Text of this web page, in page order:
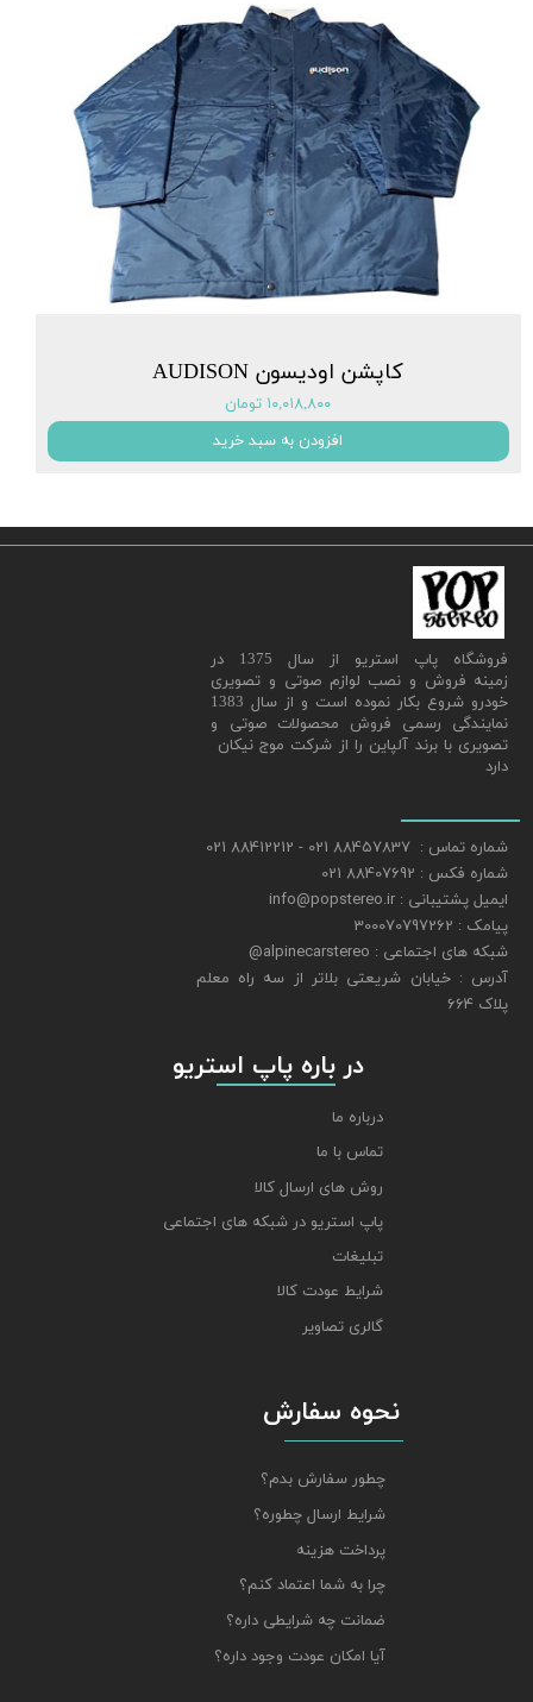
کاپشن اودیسون AUDISON
۱۰,۰۱۸,۸۰۰ تومان
افزودن به سبد خرید
​فروشگاه پاپ استریو از سال 1375 در
زمینه فروش و نصب لوازم صوتی و تصویری
خودرو شروع بکار نموده است و از سال 1383
نمایندگی رسمی فروش محصولات صوتی و
تصویری با برند آلپاین را از شرکت موج نیکان
دارد
شماره تماس : 88457837 021 - 88412212 021
شماره فکس : 88407692 021
ایمیل پشتیبانی : info@popstereo.ir
پیامک : 300070797262
شبکه های اجتماعی : alpinecarstereo@
​​​​​​​آدرس : خیابان شریعتی بلاتر از سه راه معلم
پلاک 664
نحوه سفارش
چطور سفارش بدم؟
شرایط ارسال چطوره؟
پرداخت هزینه
چرا به شما اعتماد کنم؟
ضمانت چه شرایطی داره؟
آیا امکان عودت وجود داره؟
​​​​​​​ در باره پاپ استریو
درباره ما
تماس با ما
روش های ارسال کالا
پاپ استریو در شبکه های اجتماعی
تبلیغات
شرایط عودت کالا
گالری تصاویر